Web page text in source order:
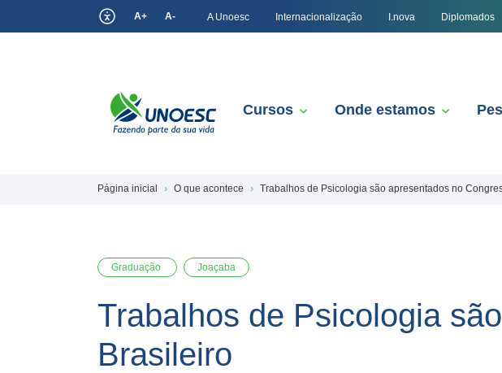
A+ A- A Unoesc Internacionalização I.nova Diplomados
Cursos Onde estamos
Página inicial O que acontece Trabalhos de Psicologia são apresentados no
Graduação Joaçaba
Trabalhos de Psicologia
Brasileiro